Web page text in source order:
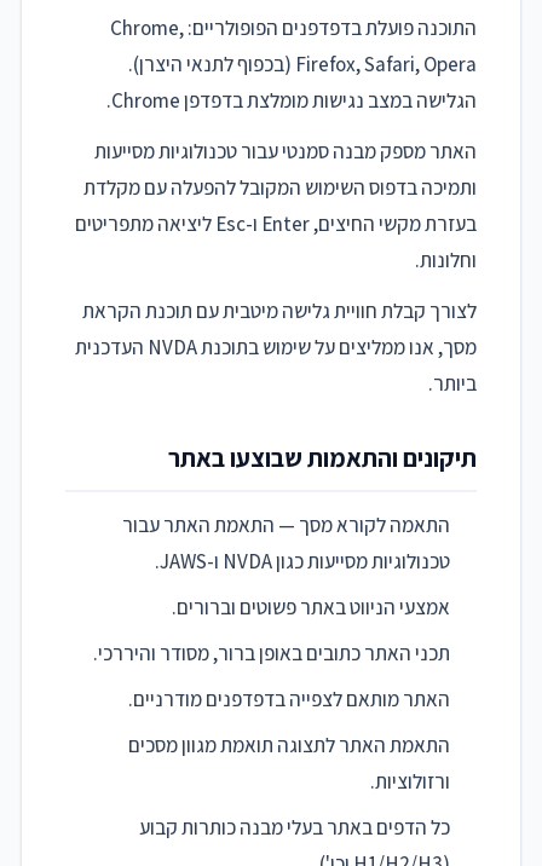
התוכנה פועלת בדפדפנים הפופולריים: Chrome,
Firefox, Safari, Opera (בכפוף לתנאי היצרן).
הגלישה במצב נגישות מומלצת בדפדפן Chrome.
האתר מספק מבנה סמנטי עבור טכנולוגיות מסייעות
ותמיכה בדפוס השימוש המקובל להפעלה עם מקלדת
בעזרת מקשי החיצים, Enter ו-Esc ליציאה מתפריטים
וחלונות.
לצורך קבלת חוויית גלישה מיטבית עם תוכנת הקראת
מסך, אנו ממליצים על שימוש בתוכנת NVDA העדכנית
ביותר.
תיקונים והתאמות שבוצעו באתר
התאמה לקורא מסך — התאמת האתר עבור
טכנולוגיות מסייעות כגון NVDA ו-JAWS.
אמצעי הניווט באתר פשוטים וברורים.
תכני האתר כתובים באופן ברור, מסודר והיררכי.
האתר מותאם לצפייה בדפדפנים מודרניים.
התאמת האתר לתצוגה תואמת מגוון מסכים
ורזולוציות.
כל הדפים באתר בעלי מבנה כותרות קבוע